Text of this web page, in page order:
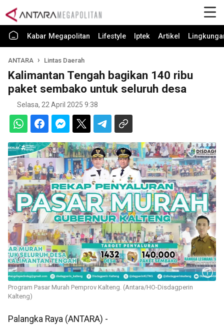
Kabar Megapolitan Lifestyle Iptek Artikel
ANTARA Lintas Daerah
Kalimantan Tengah bagikan 140 ribu
paket sembako untuk seluruh desa
Selasa, 22 April 2025 9:38
Program Pasar Murah Pemprov Kalteng. (Antara/HO-Disdagperin
Kalteng)
Palangka Raya (ANTARA) -